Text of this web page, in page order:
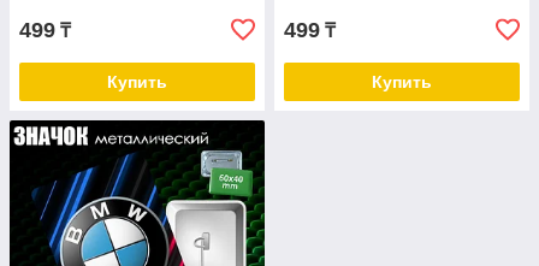
499 ₸
Купить
499 ₸
Купить